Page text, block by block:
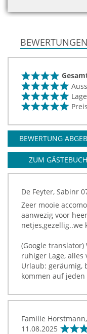
BEWERTUNGEN
Lage
BEWERTUNG
ZUM GÄSTEBUCH
De Feyter, Sabinr
Zeer mooie
aanwezig voor
netjes,gezellig..we
(Google
ruhiger Lage,
Urlaub: geräumig,
kommen auf jeden
Familie
11.08.2025